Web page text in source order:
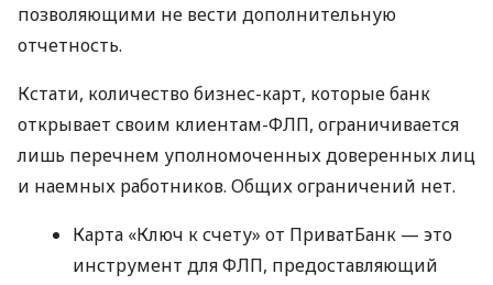
позволяющими не вести дополнительную
отчетность.
Кстати, количество бизнес-карт, которые банк
открывает своим клиентам-ФЛП, ограничивается
лишь перечнем уполномоченных доверенных лиц
и наемных работников. Общих ограничений нет.
Карта «Ключ к счету» от ПриватБанк — это
инструмент для ФЛП, предоставляющий